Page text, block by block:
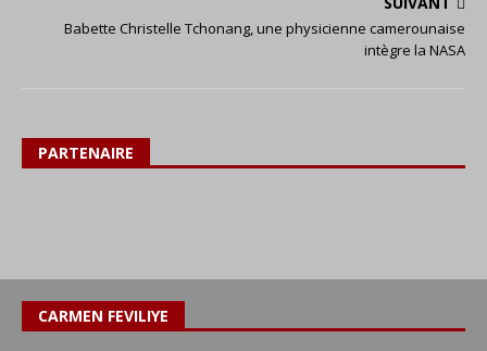
Babette Christelle Tchonang, une physicienne camerounaise
intègre la NASA
PARTENAIRE
CARMEN FEVILIYE